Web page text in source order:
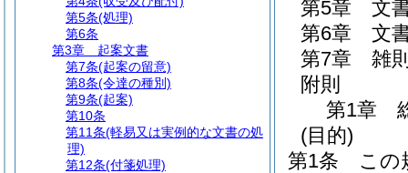
第5章
文
第6章
文
第7章
雑
附則
第1章
(目的)
第1条
この
第5条(処理)
第6条
第3章
起案文書
第7条(起案の留意)
第8条(令達の種別)
第9条(起案)
第10条
第11条(軽易又は実例的な文書の処
理)
第12条(付箋処理)